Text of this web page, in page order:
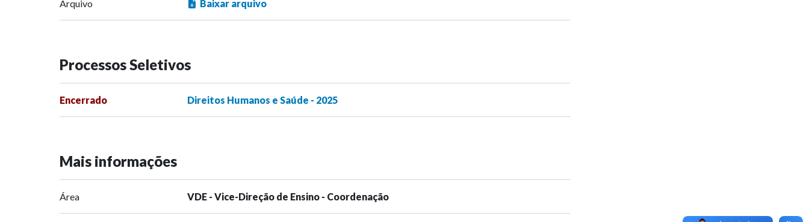
Arquivo Baixar arquivo
Processos Seletivos
Encerrado Direitos Humanos e Saúde - 2025
Mais informações
Área VDE - Vice-Direção de Ensino - Coordenação